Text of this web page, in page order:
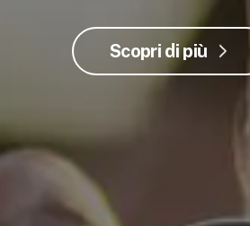
Scopri di più